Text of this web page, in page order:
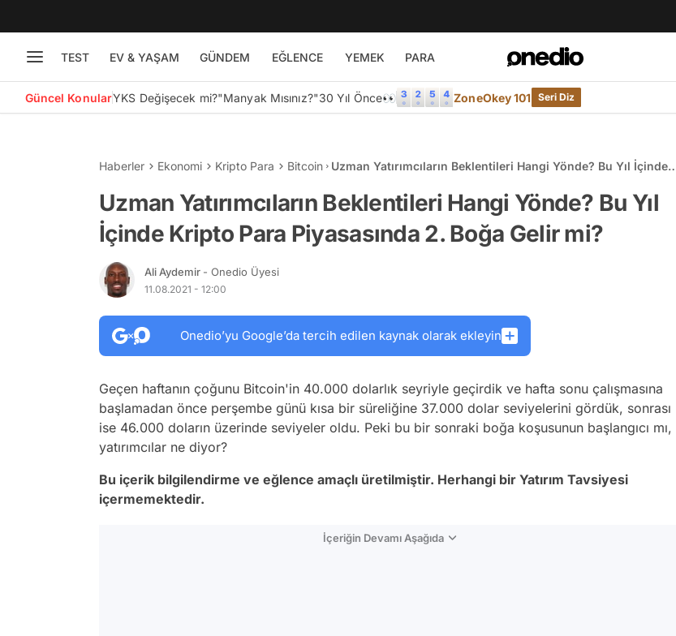
TEST EV & YAŞAM GÜNDEM EĞLENCE YEMEK PARA
Güncel KonularYKS Değişecek mi?"Manyak Mısınız?"30 Yıl Önce👀 ZoneOkey 101 Seri Diz
Haberler Ekonomi Kripto Para Bitcoin
Uzman Yatırımcıların Beklentileri Hangi Yönde? Bu Yıl İçinde
Uzman Yatırımcıların Beklentileri Hangi Yönde? Bu Yıl
İçinde Kripto Para Piyasasında 2. Boğa Gelir mi?
Ali Aydemir - Onedio Üyesi
11.08.2021 - 12:00
Onedio’yu Google’da tercih edilen kaynak olarak ekleyin
Geçen haftanın çoğunu Bitcoin'in 40.000 dolarlık seyriyle geçirdik ve hafta sonu çalışmasına
başlamadan önce perşembe günü kısa bir süreliğine 37.000 dolar seviyelerini gördük, sonrası
ise 46.000 doların üzerinde seviyeler oldu. Peki bu bir sonraki boğa koşusunun başlangıcı mı,
yatırımcılar ne diyor?
Bu içerik bilgilendirme ve eğlence amaçlı üretilmiştir. Herhangi bir Yatırım Tavsiyesi
içermemektedir.
İçeriğin Devamı Aşağıda